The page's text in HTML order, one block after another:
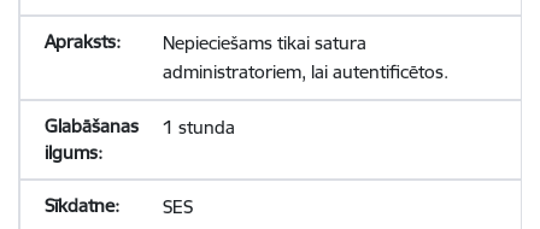
Nepieciešams tikai satura
administratoriem, lai autentificētos.
1 stunda
SES